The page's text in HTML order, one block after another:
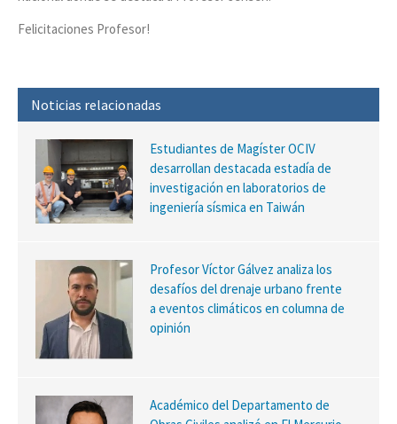
Felicitaciones Profesor!
Noticias relacionadas
Estudiantes de Magíster OCIV
desarrollan destacada estadía de
investigación en laboratorios de
ingeniería sísmica en Taiwán
Profesor Víctor Gálvez analiza los
desafíos del drenaje urbano frente
a eventos climáticos en columna de
opinión
Académico del Departamento de